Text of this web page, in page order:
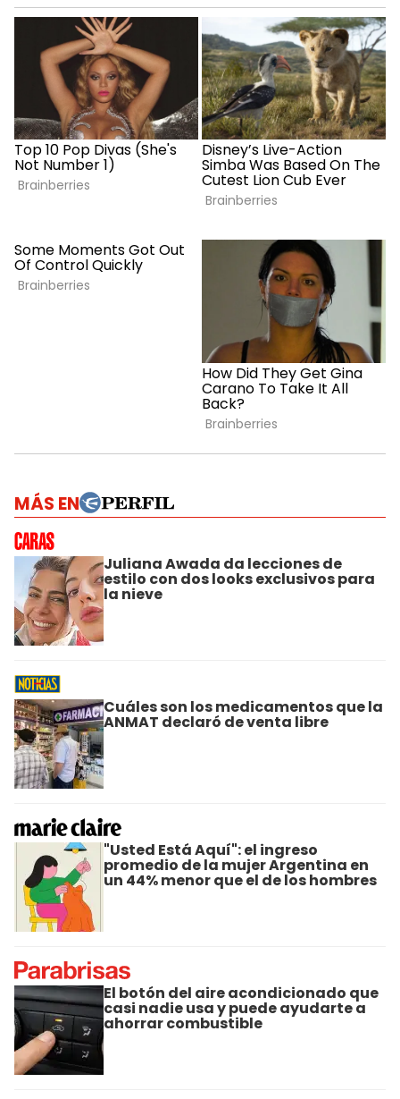
MÁS EN
Juliana Awada da lecciones de
estilo con dos looks exclusivos para
la nieve
Cuáles son los medicamentos que la
ANMAT declaró de venta libre
"Usted Está Aquí": el ingreso
promedio de la mujer Argentina en
un 44% menor que el de los hombres
El botón del aire acondicionado que
casi nadie usa y puede ayudarte a
ahorrar combustible